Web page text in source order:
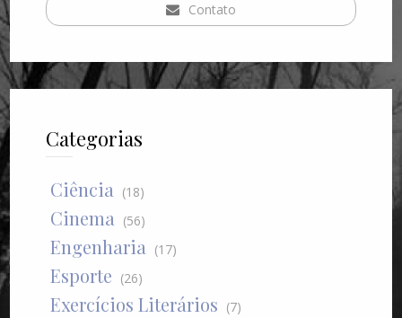
Contato
Categorias
Ciência (18)
Cinema (56)
Engenharia (17)
Esporte (26)
Exercícios Literários (7)